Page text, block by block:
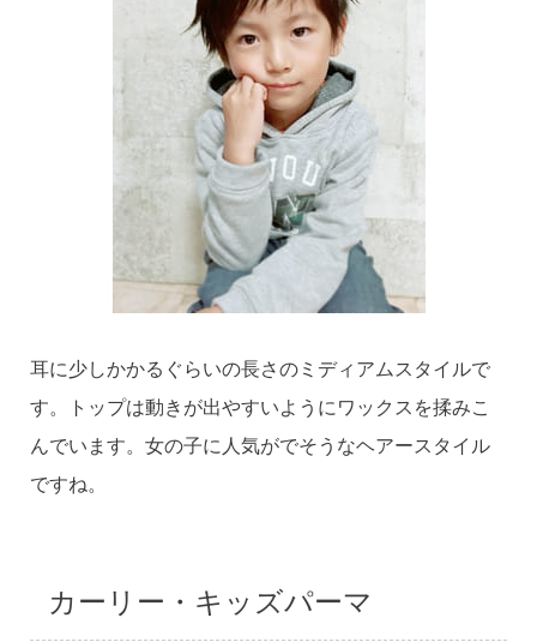
耳に少しかかるぐらいの長さのミディアムスタイルで
す。トップは動きが出やすいようにワックスを揉みこ
んでいます。女の子に人気がでそうなヘアースタイル
ですね。
カーリー・キッズパーマ